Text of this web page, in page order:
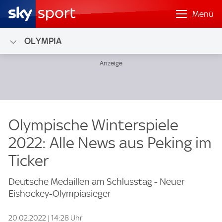
Menü
OLYMPIA
Olympische Winterspiele
2022: Alle News aus Peking im
Ticker
Deutsche Medaillen am Schlusstag - Neuer
Eishockey-Olympiasieger
20.02.2022 | 14:28 Uhr